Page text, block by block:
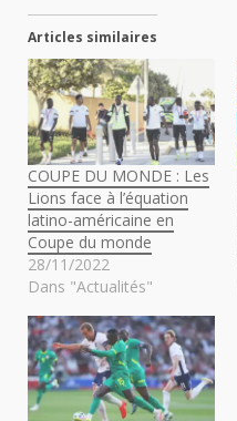
Articles similaires
COUPE DU MONDE : Les
Lions face à l’équation
latino-américaine en
Coupe du monde
28/11/2022
Dans "Actualités"